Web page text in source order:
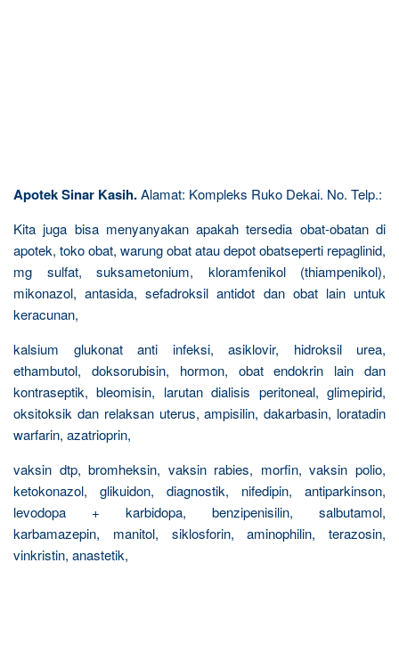
Apotek Sinar Kasih.Alamat: Kompleks Ruko Dekai. No. Telp.:
Kita juga bisa menyanyakan apakah tersedia obat-obatan di
apotek, toko obat, warung obat atau depot obatseperti repaglinid,
mg sulfat, suksametonium, kloramfenikol (thiampenikol),
mikonazol, antasida, sefadroksil antidot dan obat lain untuk
keracunan,
kalsium glukonat anti infeksi, asiklovir, hidroksil urea,
ethambutol, doksorubisin, hormon, obat endokrin lain dan
kontraseptik, bleomisin, larutan dialisis peritoneal, glimepirid,
oksitoksik dan relaksan uterus, ampisilin, dakarbasin, loratadin
warfarin, azatrioprin,
vaksin dtp, bromheksin, vaksin rabies, morfin, vaksin polio,
ketokonazol, glikuidon, diagnostik, nifedipin, antiparkinson,
levodopa + karbidopa, benzipenisilin, salbutamol,
karbamazepin, manitol, siklosforin, aminophilin, terazosin,
vinkristin, anastetik,